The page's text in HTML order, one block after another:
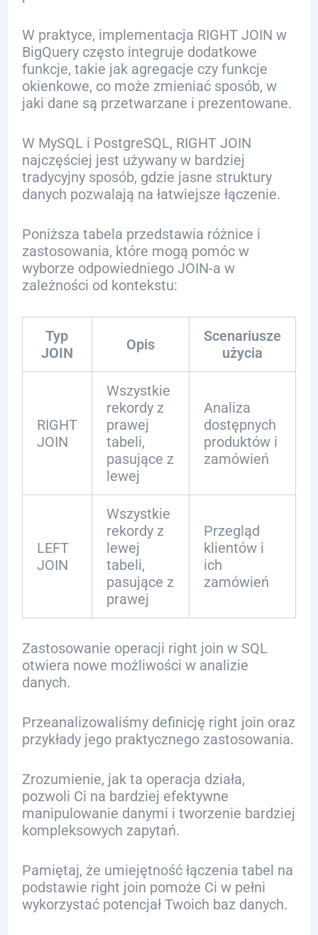
W praktyce, implementacja RIGHT JOIN w
BigQuery często integruje dodatkowe
funkcje, takie jak agregacje czy funkcje
okienkowe, co może zmieniać sposób, w
jaki dane są przetwarzane i prezentowane.
W MySQL i PostgreSQL, RIGHT JOIN
najczęściej jest używany w bardziej
tradycyjny sposób, gdzie jasne struktury
danych pozwalają na łatwiejsze łączenie.
Poniższa tabela przedstawia różnice i
zastosowania, które mogą pomóc w
wyborze odpowiedniego JOIN-a w
zależności od kontekstu:
Typ
JOIN
Opis
Scenariusze
użycia
RIGHT
JOIN
Wszystkie
rekordy z
prawej
tabeli,
pasujące z
lewej
Analiza
dostępnych
produktów i
zamówień
LEFT
JOIN
Wszystkie
rekordy z
lewej
tabeli,
pasujące z
prawej
Przegląd
klientów i
ich
zamówień
Zastosowanie operacji right join w SQL
otwiera nowe możliwości w analizie
danych.
Przeanalizowaliśmy definicję right join oraz
przykłady jego praktycznego zastosowania.
Zrozumienie, jak ta operacja działa,
pozwoli Ci na bardziej efektywne
manipulowanie danymi i tworzenie bardziej
kompleksowych zapytań.
Pamiętaj, że umiejętność łączenia tabel na
podstawie right join pomoże Ci w pełni
wykorzystać potencjał Twoich baz danych.